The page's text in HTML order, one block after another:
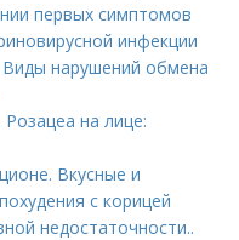
первых симптомов
инфекции
нарушений обмена
на лице:
Вкусные и
с корицей
недостаточности..